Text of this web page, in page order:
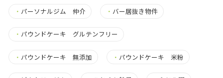
・ パーソナルジム 仲介 ・ バー居抜き物件
・ パウンドケーキ グルテンフリー
・ パウンドケーキ 無添加 ・ パウンドケーキ 米粉